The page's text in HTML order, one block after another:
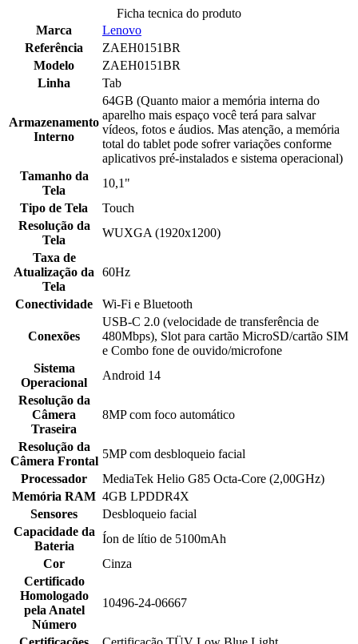
Ficha tecnica do produto
Marca
Lenovo
Referência
ZAEH0151BR
Modelo
ZAEH0151BR
Linha
Tab
Armazenamento
Interno
64GB (Quanto maior a memória interna do
aparelho mais espaço você terá para salvar
vídeos, fotos e áudios. Mas atenção, a memória
total do tablet pode sofrer variações conforme
aplicativos pré-instalados e sistema operacional)
Tamanho da
Tela
10,1"
Tipo de Tela
Touch
Resolução da
Tela
WUXGA (1920x1200)
Taxa de
Atualização da
Tela
60Hz
Conectividade Wi-Fi e Bluetooth
Conexões
USB-C 2.0 (velocidade de transferência de
480Mbps), Slot para cartão MicroSD/cartão SIM
e Combo fone de ouvido/microfone
Sistema
Operacional
Android 14
Resolução da
Câmera
Traseira
8MP com foco automático
Resolução da
Câmera Frontal
5MP com desbloqueio facial
Processador
MediaTek Helio G85 Octa-Core (2,00GHz)
Memória RAM 4GB LPDDR4X
Sensores
Desbloqueio facial
Capacidade da
Bateria
Íon de lítio de 5100mAh
Cor
Cinza
Certificado
Homologado
pela Anatel
Número
10496-24-06667